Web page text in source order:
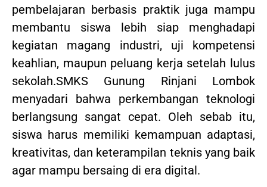
pembelajaran berbasis praktik juga mampu
membantu siswa lebih siap menghadapi
kegiatan magang industri, uji kompetensi
keahlian, maupun peluang kerja setelah lulus
sekolah.SMKS Gunung Rinjani Lombok
menyadari bahwa perkembangan teknologi
berlangsung sangat cepat. Oleh sebab itu,
siswa harus memiliki kemampuan adaptasi,
kreativitas, dan keterampilan teknis yang baik
agar mampu bersaing di era digital.